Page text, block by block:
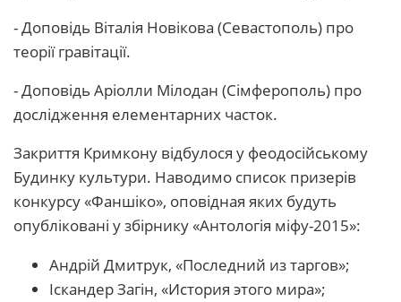
- Доповідь Віталія Новікова (Севастополь) про
теорії гравітації.
- Доповідь Аріолли Мілодан (Сімферополь) про
дослідження елементарних часток.
Закриття Кримкону відбулося у феодосійському
Будинку культури. Наводимо список призерів
конкурсу «Фаншіко», оповідная яких будуть
опубліковані у збірнику «Антологія міфу-2015»:
Андрій Дмитрук, «Последний из таргов»;
Іскандер Загін, «История этого мира»;